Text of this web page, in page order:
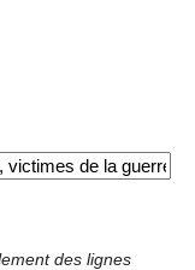
des lignes